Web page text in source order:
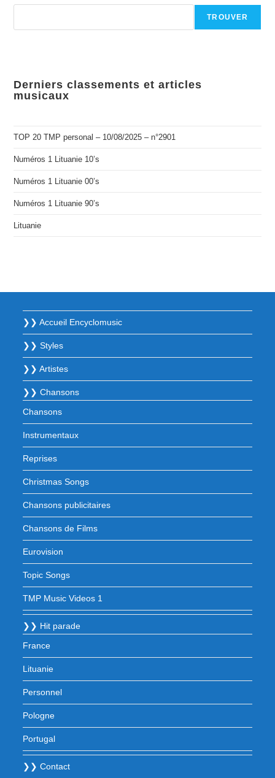
TROUVER
Derniers classements et articles
musicaux
TOP 20 TMP personal – 10/08/2025 – n°2901
Numéros 1 Lituanie 10’s
Numéros 1 Lituanie 00’s
Numéros 1 Lituanie 90’s
Lituanie
❯❯ Accueil Encyclomusic
❯❯ Styles
❯❯ Artistes
❯❯ Chansons
Chansons
Instrumentaux
Reprises
Christmas Songs
Chansons publicitaires
Chansons de Films
Eurovision
Topic Songs
TMP Music Videos 1
❯❯ Hit parade
France
Lituanie
Personnel
Pologne
Portugal
❯❯ Contact